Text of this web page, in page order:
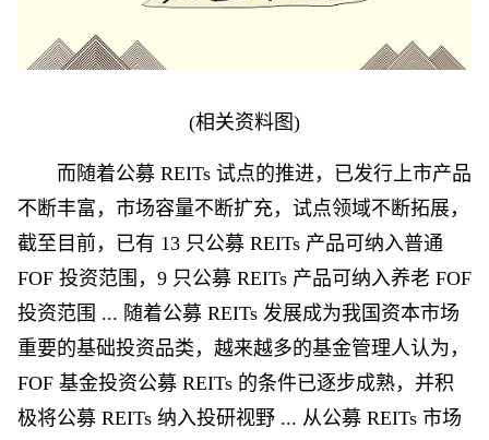
(相关资料图)
而随着公募 REITs 试点的推进，已发行上市产品
不断丰富，市场容量不断扩充，试点领域不断拓展，
截至目前，已有 13 只公募 REITs 产品可纳入普通
FOF 投资范围，9 只公募 REITs 产品可纳入养老 FOF
投资范围 ... 随着公募 REITs 发展成为我国资本市场
重要的基础投资品类，越来越多的基金管理人认为，
FOF 基金投资公募 REITs 的条件已逐步成熟，并积
极将公募 REITs 纳入投研视野 ... 从公募 REITs 市场